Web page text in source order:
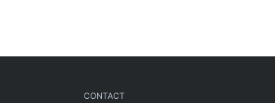
CONTACT